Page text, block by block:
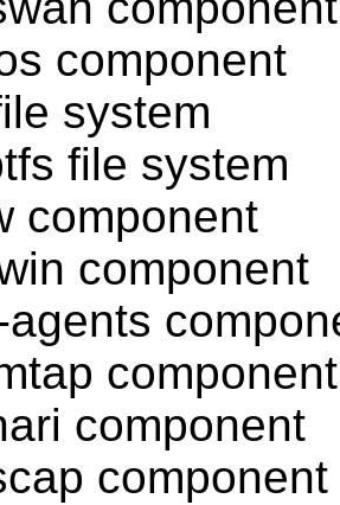
component
system
file system
component
component
component
component
component